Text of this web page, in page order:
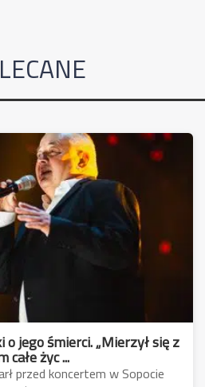
jego śmierci. „Mierzył się z
całe życ ...
przed koncertem w Sopocie